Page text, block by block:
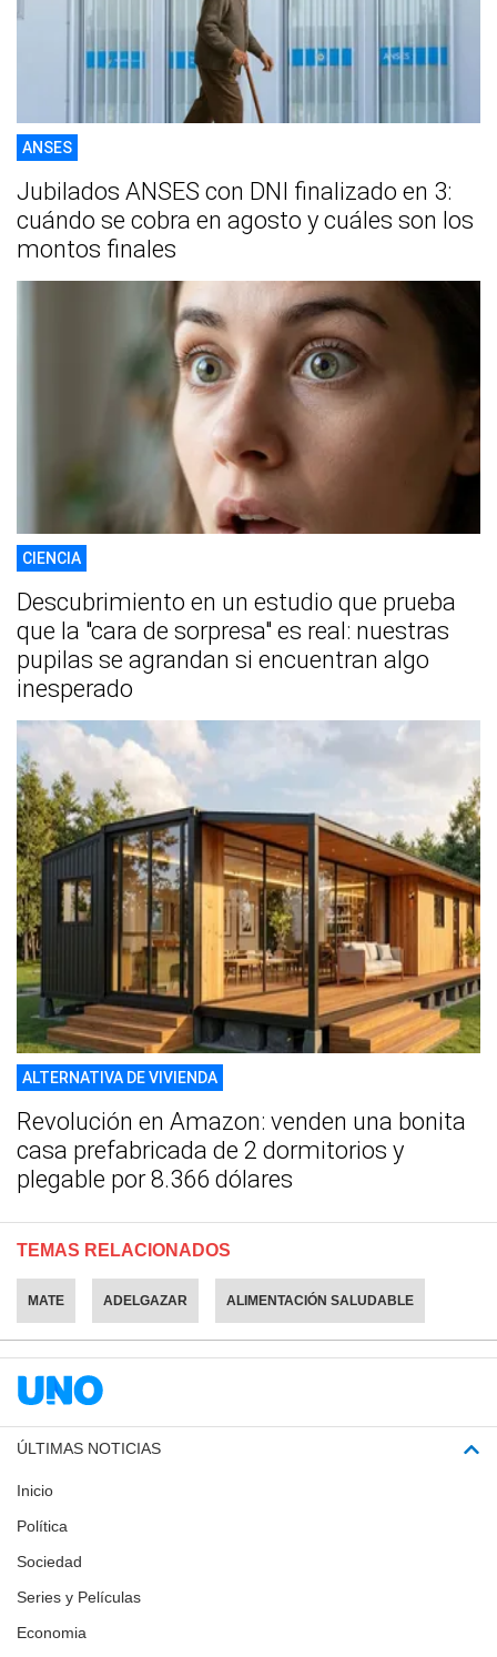
ANSES
Jubilados ANSES con DNI finalizado en 3:
cuándo se cobra en agosto y cuáles son los
montos finales
CIENCIA
Descubrimiento en un estudio que prueba
que la "cara de sorpresa" es real: nuestras
pupilas se agrandan si encuentran algo
inesperado
ALTERNATIVA DE VIVIENDA
Revolución en Amazon: venden una bonita
casa prefabricada de 2 dormitorios y
plegable por 8.366 dólares
TEMAS RELACIONADOS
MATE ADELGAZAR ALIMENTACIÓN SALUDABLE
ÚLTIMAS NOTICIAS
Inicio
Política
Sociedad
Series y Películas
Economia